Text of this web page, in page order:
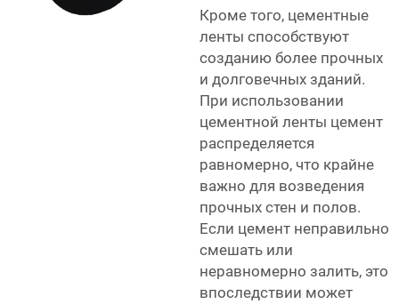
Кроме того, цементные
ленты способствуют
созданию более прочных
и долговечных зданий.
При использовании
цементной ленты цемент
распределяется
равномерно, что крайне
важно для возведения
прочных стен и полов.
Если цемент неправильно
смешать или
неравномерно залить, это
впоследствии может